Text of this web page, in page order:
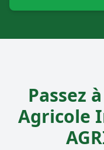
Passez
Agricole